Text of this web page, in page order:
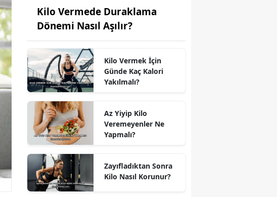
Kilo Vermede Duraklama
Dönemi Nasıl Aşılır?
Kilo Vermek İçin
Günde Kaç Kalori
Yakılmalı?
Az Yiyip Kilo
Veremeyenler Ne
Yapmalı?
Zayıfladıktan Sonra
Kilo Nasıl Korunur?